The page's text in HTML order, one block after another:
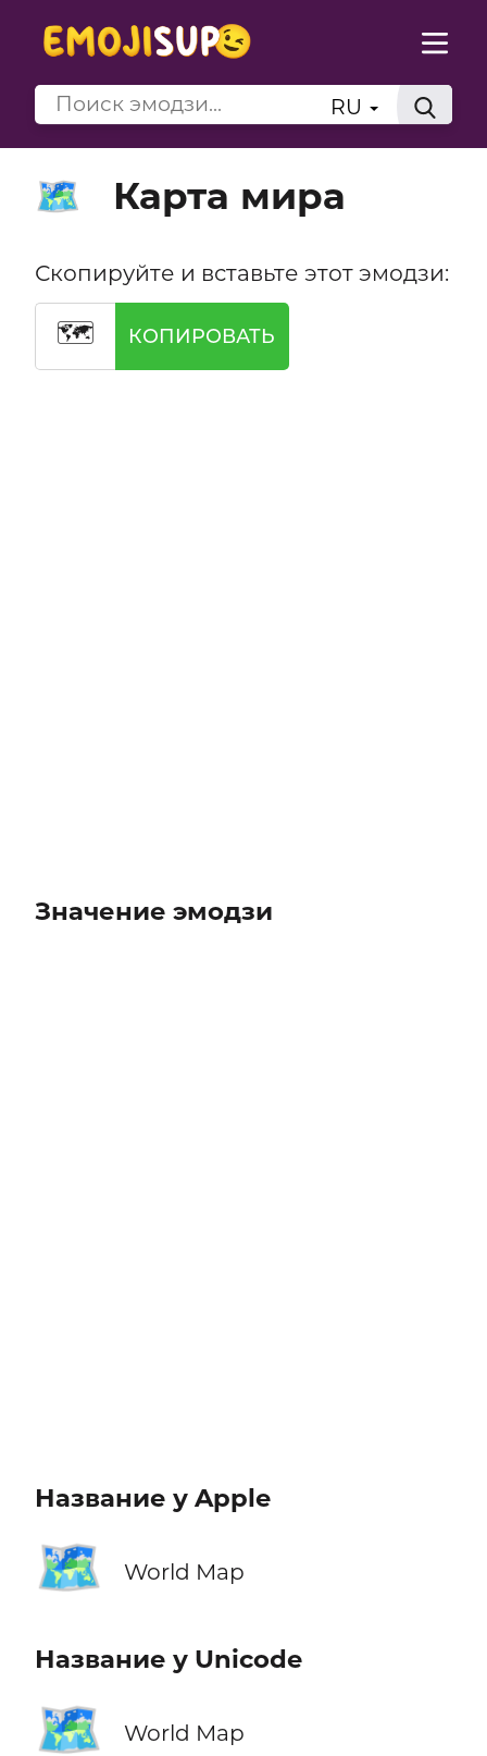
RU
🗺️ Карта мира
Скопируйте и вставьте этот эмодзи:
🗺️ КОПИРОВАТЬ
Значение эмодзи
Название у Apple
🗺️ World Map
Название у Unicode
🗺️ World Map